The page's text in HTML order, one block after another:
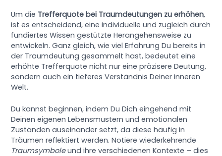
Um die Trefferquote bei Traumdeutungen zu erhöhen,
ist es entscheidend, eine individuelle und zugleich durch
fundiertes Wissen gestützte Herangehensweise zu
entwickeln. Ganz gleich, wie viel Erfahrung Du bereits in
der Traumdeutung gesammelt hast, bedeutet eine
erhöhte Trefferquote nicht nur eine präzisere Deutung,
sondern auch ein tieferes Verständnis Deiner inneren
Welt.
Du kannst beginnen, indem Du Dich eingehend mit
Deinen eigenen Lebensmustern und emotionalen
Zuständen auseinander setzt, da diese häufig in
Träumen reflektiert werden. Notiere wiederkehrende
Traumsymboleund ihre verschiedenen Kontexte – dies